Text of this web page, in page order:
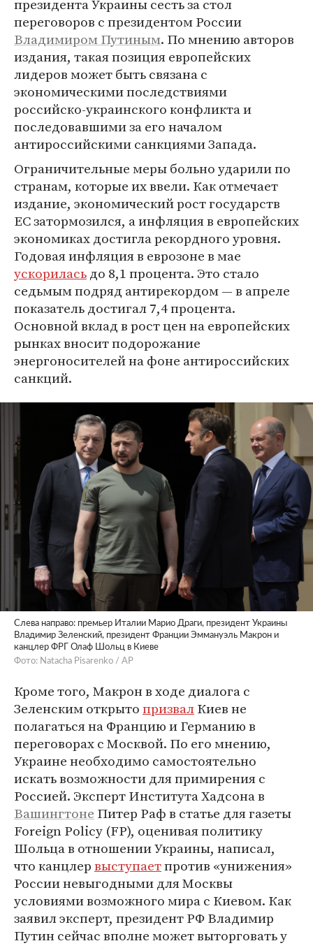
президента Украины сесть за стол
переговоров с президентом России
Владимиром Путиным. По мнению авторов
издания, такая позиция европейских
лидеров может быть связана с
экономическими последствиями
российско-украинского конфликта и
последовавшими за его началом
антироссийскими санкциями Запада.
Ограничительные меры больно ударили по
странам, которые их ввели. Как отмечает
издание, экономический рост государств
ЕС затормозился, а инфляция в европейских
экономиках достигла рекордного уровня.
Годовая инфляция в еврозоне в мае
ускориласьдо 8,1 процента. Это стало
седьмым подряд антирекордом — в апреле
показатель достигал 7,4 процента.
Основной вклад в рост цен на европейских
рынках вносит подорожание
энергоносителей на фоне антироссийских
санкций.
Слева направо: премьер Италии Марио Драги, президент Украины
Владимир Зеленский, президент Франции Эммануэль Макрон и
канцлер ФРГ Олаф Шольц в Киеве
Фото: Natacha Pisarenko / AP
Кроме того, Макрон в ходе диалога с
Зеленским открытопризвалКиев не
полагаться на Францию и Германию в
переговорах с Москвой. По его мнению,
Украине необходимо самостоятельно
искать возможности для примирения с
Россией. Эксперт Института Хадсона в
Вашингтоне Питер Раф в статье для газеты
Foreign Policy (FP), оценивая политику
Шольца в отношении Украины, написал,
что канцлервыступаетпротив «унижения»
России невыгодными для Москвы
условиями возможного мира с Киевом. Как
заявил эксперт, президент РФ Владимир
Путин сейчас вполне может выторговать у